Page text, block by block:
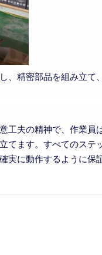
、精密部品を組み立て
工夫の精神で、作業員
てます。すべてのステ
に動作するように保